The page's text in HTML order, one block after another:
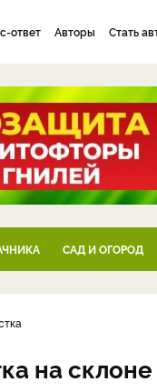
ответ Авторы Стать
САД И ОГОРОД
на